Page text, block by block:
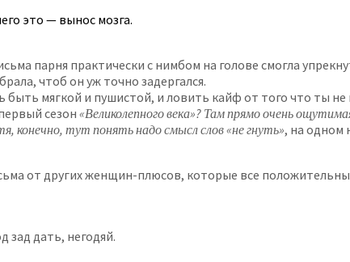
это — вынос мозга.
парня практически с нимбом на голове смогла
чтоб он уж точно задергался.
быть мягкой и пушистой, и ловить кайф от того что ты
сезон «Великолепного века»? Там прямо очень
тут понять надо смысл слов «не гнуть», на одном
от других женщин-плюсов, которые все
зад дать, негодяй.